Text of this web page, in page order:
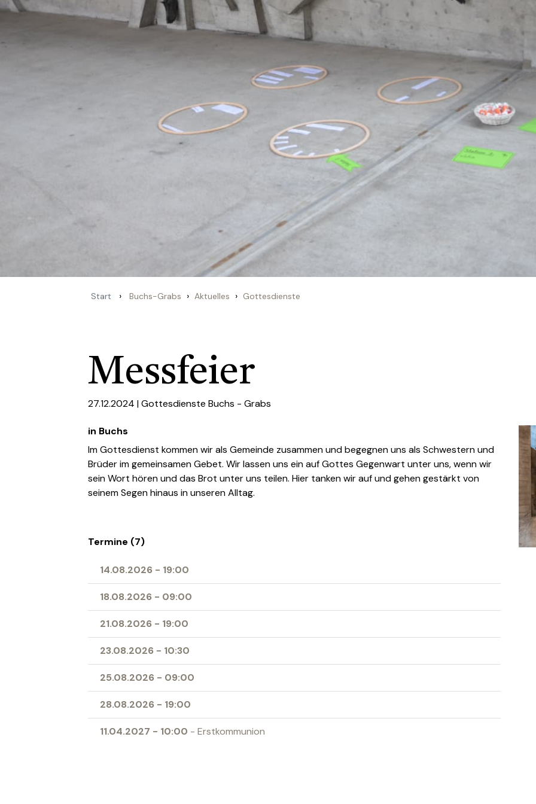
Start › Buchs-Grabs › Aktuelles › Gottesdienste
Messfeier
27.12.2024 |Gottesdienste Buchs - Grabs
in Buchs
Im Gottesdienst kommen wir als Gemeinde zusammen und begegnen uns als Schwestern und
Brüder im gemeinsamen Gebet. Wir lassen uns ein auf Gottes Gegenwart unter uns, wenn wir
sein Wort hören und das Brot unter uns teilen. Hier tanken wir auf und gehen gestärkt von
seinem Segen hinaus in unseren Alltag.
Termine (7)
14.08.2026 - 19:00
18.08.2026 - 09:00
21.08.2026 - 19:00
23.08.2026 - 10:30
25.08.2026 - 09:00
28.08.2026 - 19:00
11.04.2027 - 10:00 - Erstkommunion